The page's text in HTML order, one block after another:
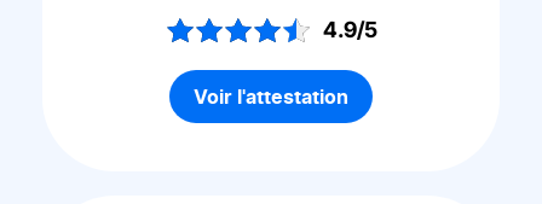
4.9/5
Voir l'attestation